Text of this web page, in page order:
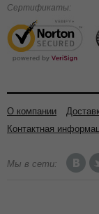
Сертификаты:
О компании
Контактная
Мы в сети: